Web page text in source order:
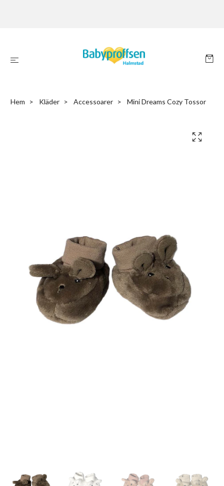
Hem Kläder Accessoarer Mini Dreams Cozy Tossor